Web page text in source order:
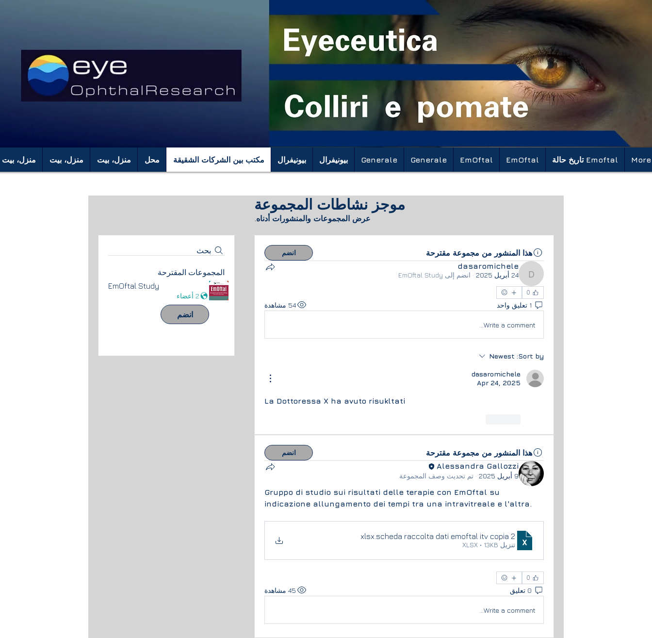
منزل، بيت منزل، بيت منزل، بيت محل مكتب بين الشركات الشقيقة بيونيفرال بيونيفرال Generale Generale EmOftal EmOftal تاريخ حالة Emoftal More
موجز نشاطات المجموعة
عرض المجموعات والمنشورات أدناه.
بحث
المجموعات المقترحة
EmOftal Study
2 أعضاء
انضم
هذا المنشور من مجموعة مقترحة انضم
dasaromichele
dasaromichele
24 أبريل 2025 · انضم إلى EmOftal Study
0
1 تعليق واحد
54 مشاهدة
Write a comment...
Sort by:
Newest
dasaromichele
Apr 24, 2025
La Dottoressa X ha avuto risukltati
هذا المنشور من مجموعة مقترحة انضم
Alessandra Gallozzi
9 أبريل 2025 · تم تحديث وصف المجموعة.
Gruppo di studio sui risultati delle terapie con EmOftal su
indicazione allungamento dei tempi tra una intravitreale e l'altra.
scheda raccolta dati emoftal itv copia 2
تنزيل XLSX • 13KB
0
0 تعليق
45 مشاهدة
Write a comment...